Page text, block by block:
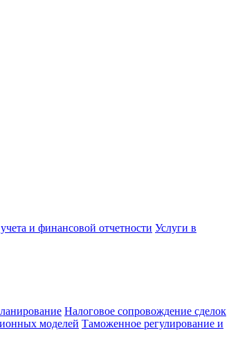
и финансовой отчетности Услуги в
Налоговое сопровождение сделок
моделей Таможенное регулирование и